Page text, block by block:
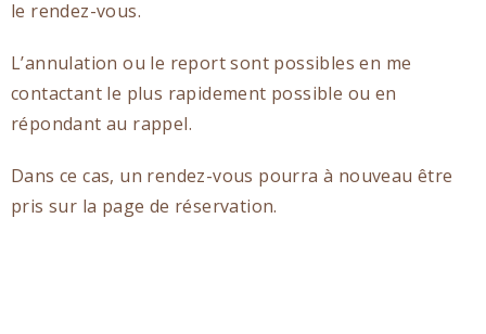
le rendez-vous.
L’annulation ou le report sont possibles en me
contactant le plus rapidement possible ou en
répondant au rappel.
Dans ce cas, un rendez-vous pourra à nouveau être
pris sur la page de réservation.